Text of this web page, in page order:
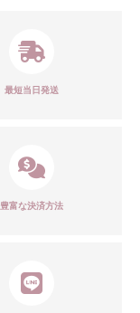
最短当日発送
豊富な決済方法